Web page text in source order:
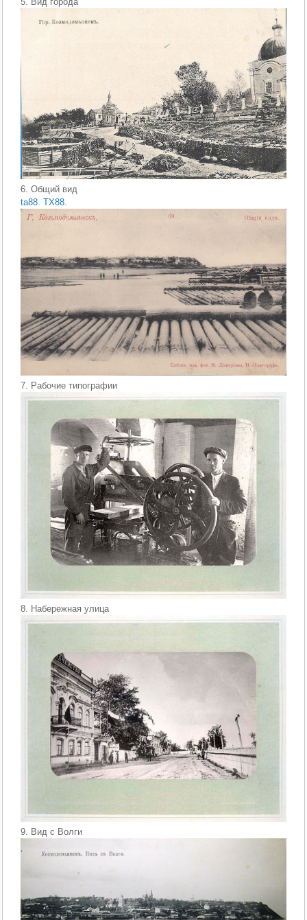
6. Общий вид
ta88.TX88.
7. Рабочие типографии
8. Набережная улица
9. Вид с Волги